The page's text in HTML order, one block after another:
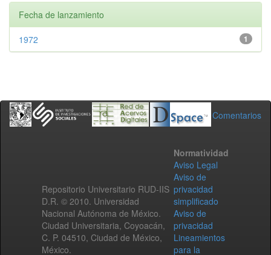
Fecha de lanzamiento
1
1972
Comentarios
Repositorio Universitario RUD-IIS
D.R. © 2010. Universidad
Nacional Autónoma de México.
Ciudad Universitaria, Coyoacán,
C. P. 04510, Ciudad de México,
México.
Normatividad
Aviso Legal
Aviso de
privacidad
simplificado
Aviso de
privacidad
Lineamientos
para la